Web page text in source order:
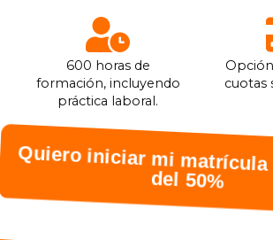
600 horas de
formación, incluyendo
práctica laboral.
cuotas
Quiero iniciar mi matrícula
del 50%